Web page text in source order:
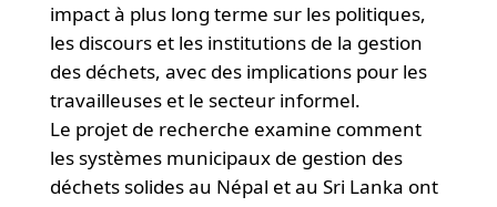
impact à plus long terme sur les politiques,
les discours et les institutions de la gestion
des déchets, avec des implications pour les
travailleuses et le secteur informel.
Le projet de recherche examine comment
les systèmes municipaux de gestion des
déchets solides au Népal et au Sri Lanka ont